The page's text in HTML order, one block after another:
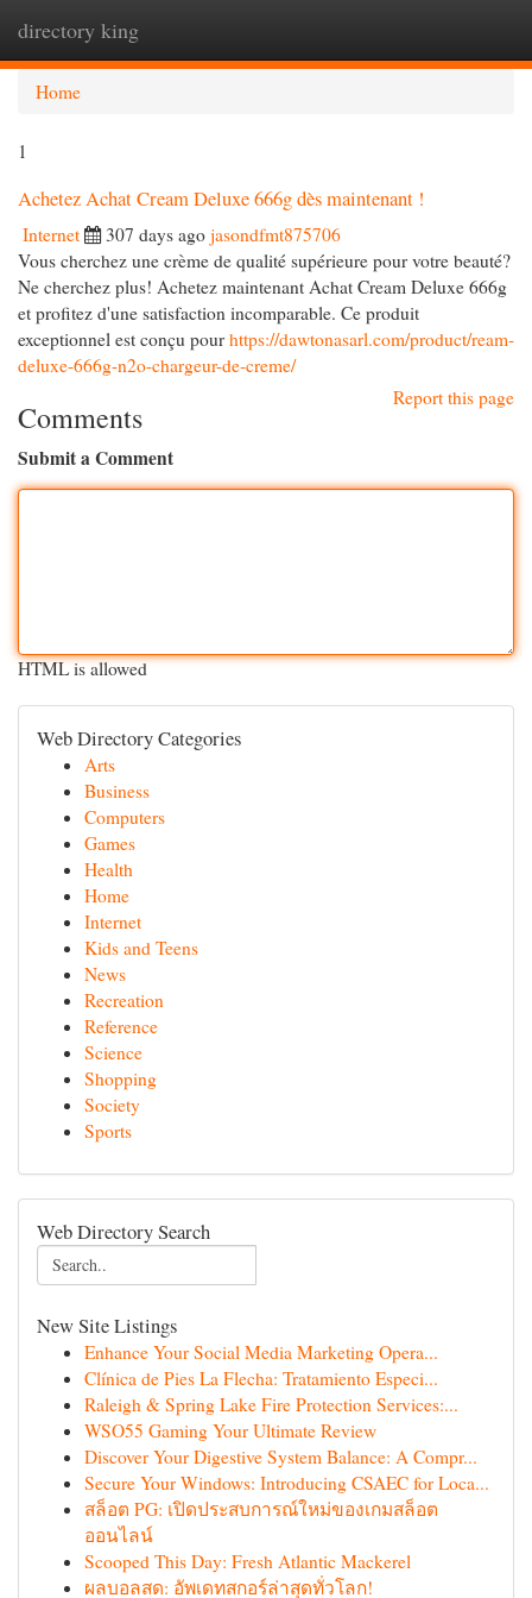
directory king
Home
1
Achetez Achat Cream Deluxe 666g dès maintenant !
Internet 307 days ago jasondfmt875706
Vous cherchez une crème de qualité supérieure pour votre beauté?
Ne cherchez plus! Achetez maintenant Achat Cream Deluxe 666g
et profitez d'une satisfaction incomparable. Ce produit
exceptionnel est conçu pour https://dawtonasarl.com/product/ream-
deluxe-666g-n2o-chargeur-de-creme/
Report this page
Comments
Submit a Comment
HTML is allowed
Web Directory Categories
Arts
Business
Computers
Games
Health
Home
Internet
Kids and Teens
News
Recreation
Reference
Science
Shopping
Society
Sports
Web Directory Search
New Site Listings
Enhance Your Social Media Marketing Opera...
Clínica de Pies La Flecha: Tratamiento Especi...
Raleigh & Spring Lake Fire Protection Services:...
WSO55 Gaming Your Ultimate Review
Discover Your Digestive System Balance: A Compr...
Secure Your Windows: Introducing CSAEC for Loca...
สล็อต PG: เปิดประสบการณ์ใหม่ของเกมสล็อต
ออนไลน์
Scooped This Day: Fresh Atlantic Mackerel
ผลบอลสด: อัพเดทสกอร์ล่าสุดทั่วโลก!